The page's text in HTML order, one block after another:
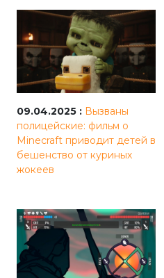
09.04.2025 : Вызваны
полицейские: фильм о
Minecraft приводит детей в
бешенство от куриных
жокеев